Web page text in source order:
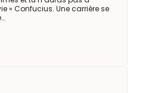
» Confucius. Une carrière se